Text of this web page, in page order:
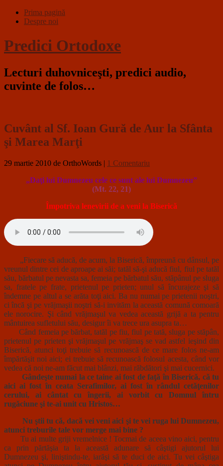
Prima pagină
Despre noi
Predici Ortodoxe
Lecturi duhovniceşti, predici audio,
cuvinte de folos…
Cuvânt al Sf. Ioan Gură de Aur la Sfânta
şi Marea Marţi
29 martie 2010 de OrthoWords | 1 Comentariu
„Daţi lui Dumnezeu cele ce sunt ale lui Dumnezeu”
(Mt. 22, 21)
Împotriva lenevirii de a veni la Biserică
„Fiecare să aducă, de acum, la Biserică, împreună cu dânsul, pe
vreunul dintre cei de aproape ai săi; tatăl să-şi aducă fiul, fiul pe tatăl
său, bărbatul pe nevasta sa, femeia pe bărbatul său, stăpânul pe sluga
sa, fratele pe frate, prietenul pe prieten; unul să încurajeze şi să
îndemne pe altul a se arăta toţi aici. Ba nu numai pe prietenii noştri,
ci încă şi pe vrăjmaşii noştri să-i invităm la această comună comoară
ele norocire. Şi când vrăjmaşul va vedea această grijă a ta pentru
mântuirea sufletului său, desigur îi va trece ura asupra ta…
Când femeia pe bărbat, tatăl pe fiu, fiul pe tată, sluga pe stăpân,
prietenul pe prieten şi vrăjmaşul pe vrăjmaş se vad astfel ieşind din
Biserică, atunci toţi trebuie să recunoască de ce mare folos ne-am
împărtăşit noi aici; ei trebuie să recunoască folosul acesta, când vor
vedea că noi ne-am făcut mai blânzi, mai răbdători şi mai cucernici.
Gândeşte numai la ce taine ai fost de faţă în Biserică, că tu
aici ai fost în ceata Serafimilor, ai fost în rândul cetăţenilor
cerului, ai cântat cu îngerii, ai vorbit cu Domnul întru
rugăciune şi te-ai unit cu Hristos…
Nu ştii tu că, dacă vei veni aici şi te vei ruga lui Dumnezeu,
atunci treburile tale vor merge mai bine ?
Tu ai multe griji vremelnice ! Tocmai de aceea vino aici, pentru
ca prin părtăşia ta la această adunare să câştigi ajutorul lui
Dumnezeu şi, liniştindu-te, iarăşi să te duci de aici. Tu vei câştiga